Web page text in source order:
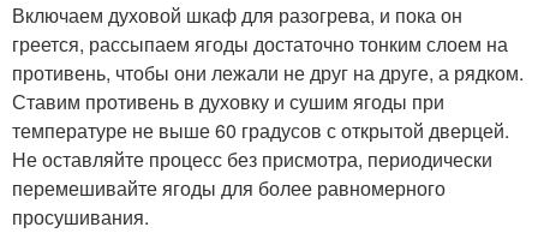
Включаем духовой шкаф для разогрева, и пока он
греется, рассыпаем ягоды достаточно тонким слоем на
противень, чтобы они лежали не друг на друге, а рядком.
Ставим противень в духовку и сушим ягоды при
температуре не выше 60 градусов с открытой дверцей.
Не оставляйте процесс без присмотра, периодически
перемешивайте ягоды для более равномерного
просушивания.